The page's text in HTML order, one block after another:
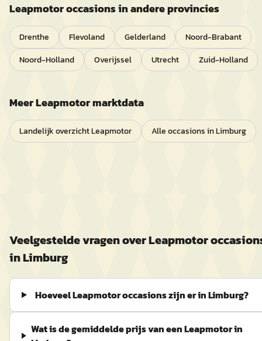
Leapmotoroccasions in andere provincies
Drenthe Flevoland Gelderland
Noord-Brabant
Noord-Holland
Overijssel Utrecht Zuid-Holland
MeerLeapmotormarktdata
Landelijk overzichtLeapmotor Alle occasions inLimburg
Veelgestelde vragen overLeapmotor
inLimburg
Hoeveel Leapmotor occasions zijn er in Limburg?
Wat is de gemiddelde prijs van een Leapmotor in